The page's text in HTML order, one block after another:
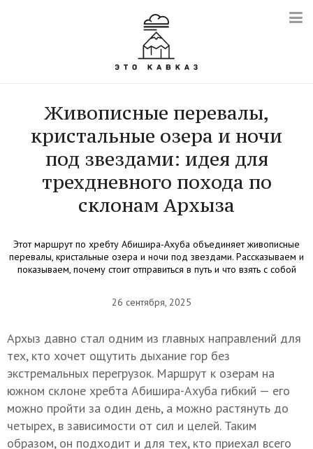
Живописные перевалы,
кристальные озера и ночи
под звездами: идея для
трехдневного похода по
склонам Архыза
Этот маршрут по хребту Абишира-Ахуба объединяет живописные
перевалы, кристальные озера и ночи под звездами. Рассказываем и
показываем, почему стоит отправиться в путь и что взять с собой
26 сентября, 2025
Архыз давно стал одним из главных направлений для
тех, кто хочет ощутить дыхание гор без
экстремальных перегрузок. Маршрут к озерам на
южном склоне хребта Абишира-Ахуба гибкий — его
можно пройти за один день, а можно растянуть до
четырех, в зависимости от сил и целей. Таким
образом, он подходит и для тех, кто приехал всего